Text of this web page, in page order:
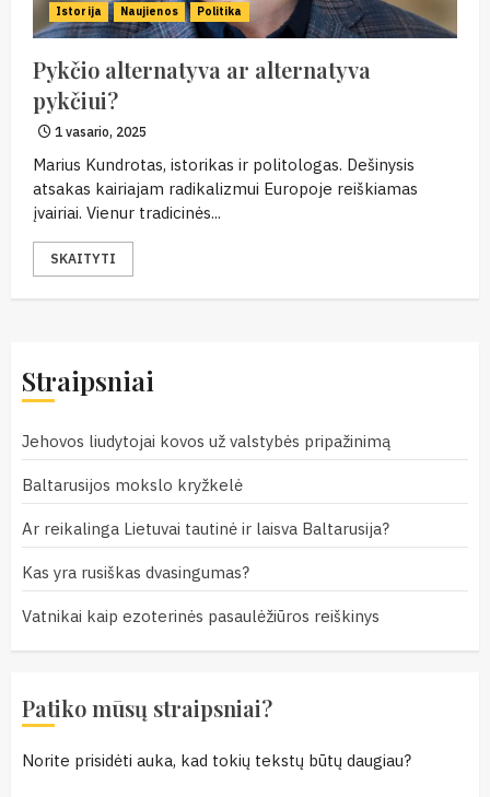
Istorija Naujienos Politika
Pykčio alternatyva ar alternatyva
pykčiui?
1 vasario, 2025
Marius Kundrotas, istorikas ir politologas. Dešinysis
atsakas kairiajam radikalizmui Europoje reiškiamas
įvairiai. Vienur tradicinės...
SKAITYTI
Straipsniai
Jehovos liudytojai kovos už valstybės pripažinimą
Baltarusijos mokslo kryžkelė
Ar reikalinga Lietuvai tautinė ir laisva Baltarusija?
Kas yra rusiškas dvasingumas?
Vatnikai kaip ezoterinės pasaulėžiūros reiškinys
Patiko mūsų straipsniai?
Norite prisidėti auka, kad tokių tekstų būtų daugiau?